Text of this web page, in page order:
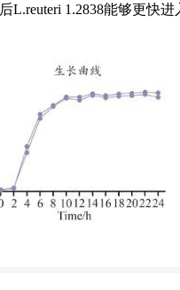
L.reuteri 1.2838能够更快